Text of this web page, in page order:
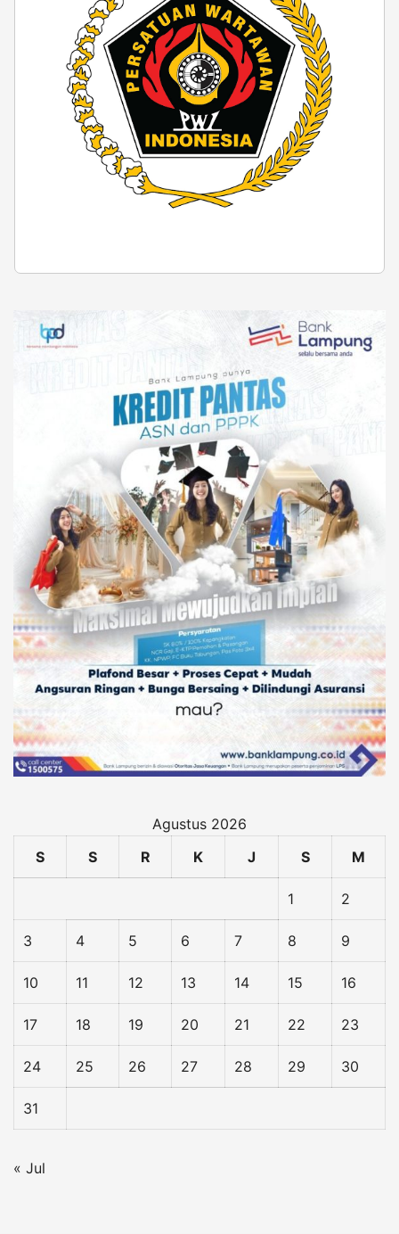
Agustus 2026
S
S R K J S M
1 2
3 4 5 6 7 8 9
10 11 12 13 14 15 16
17 18 19 20 21 22 23
24 25 26 27 28 29 30
31
« Jul